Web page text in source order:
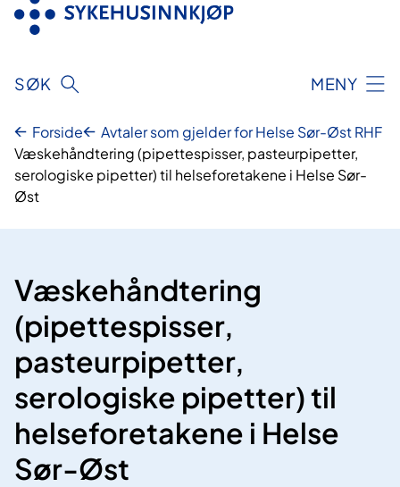
SØK MENY
Forside
Avtaler som gjelder for Helse Sør-Øst RHF
Væskehåndtering (pipettespisser, pasteurpipetter,
serologiske pipetter) til helseforetakene i Helse Sør-
Øst
Væskehåndtering
(pipettespisser,
pasteurpipetter,
serologiske pipetter) til
helseforetakene i Helse
Sør-Øst